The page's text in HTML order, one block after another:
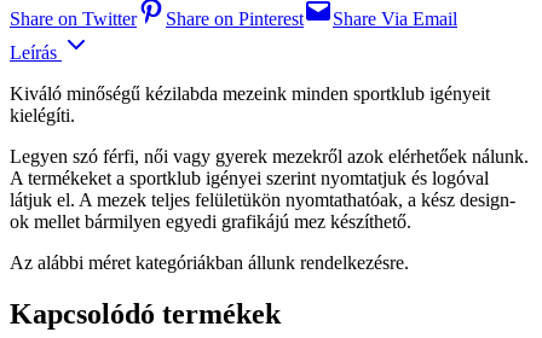
Share on Twitter Share on Pinterest
Share Via Email
Leírás
Kiváló minőségű kézilabda mezeink minden sportklub igényeit
kielégíti.
Legyen szó férfi, női vagy gyerek mezekről azok elérhetőek nálunk.
A termékeket a sportklub igényei szerint nyomtatjuk és logóval
látjuk el. A mezek teljes felületükön nyomtathatóak, a kész design-
ok mellet bármilyen egyedi grafikájú mez készíthető.
Az alábbi méret kategóriákban állunk rendelkezésre.
Kapcsolódó termékek